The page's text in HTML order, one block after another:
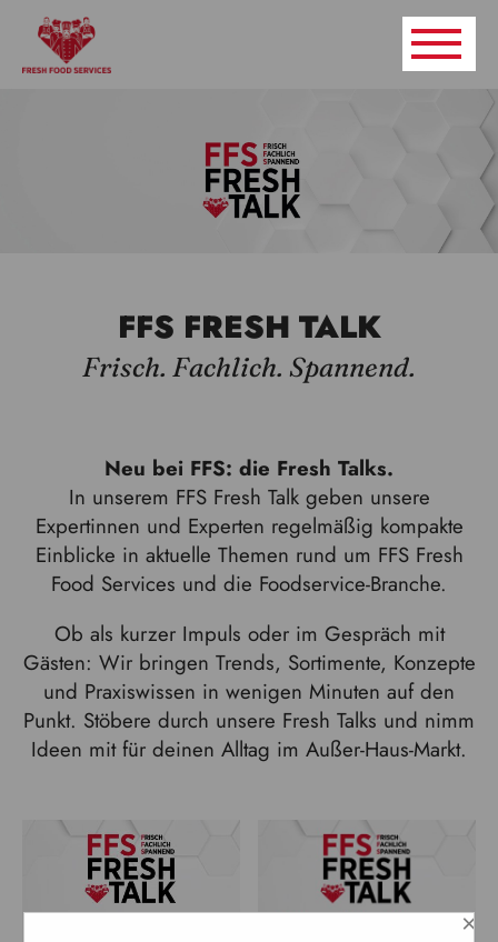
FFS FRESH TALK
Frisch. Fachlich. Spannend.
Neu bei FFS: die Fresh Talks.
In unserem FFS Fresh Talk geben unsere
Expertinnen und Experten regelmäßig kompakte
Einblicke in aktuelle Themen rund um FFS Fresh
Food Services und die Foodservice-Branche.
Ob als kurzer Impuls oder im Gespräch mit
Gästen: Wir bringen Trends, Sortimente, Konzepte
und Praxiswissen in wenigen Minuten auf den
Punkt. Stöbere durch unsere Fresh Talks und nimm
Ideen mit für deinen Alltag im Außer-Haus-Markt.
×